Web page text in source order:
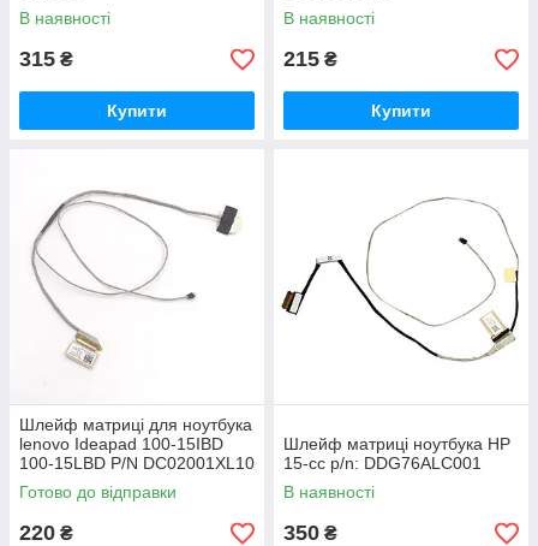
В наявності
315 ₴
Купити
В наявності
215 ₴
Купити
Шлейф матриці для ноутбука
lenovo Ideapad 100-15IBD
100-15LBD P/N DC02001XL10
DC02001XL00 30PIN
Готово до відправки
220 ₴
Шлейф матриці ноутбука HP
15-cc p/n: DDG76ALC001
В наявності
350 ₴